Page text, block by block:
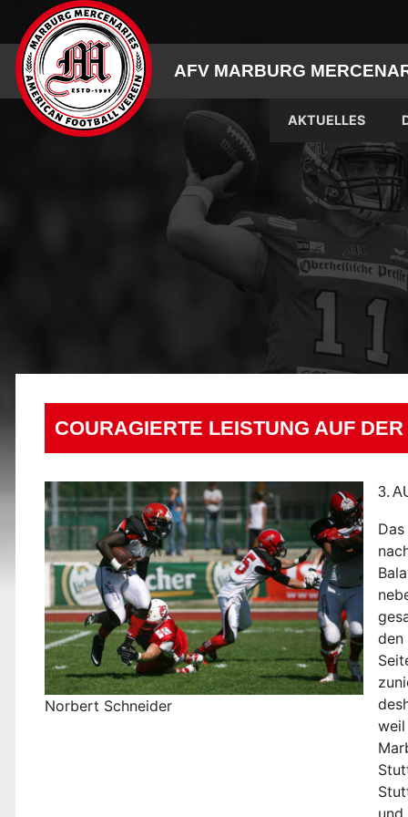
content
AFV MARBURG
AKTUELLES
COURAGIERTE LEISTUNG AUF
Norbert Schneider
3.